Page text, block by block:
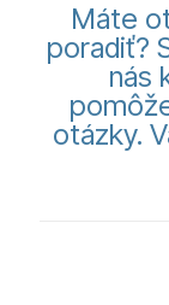
Máte
poradiť?
nás
otázky.